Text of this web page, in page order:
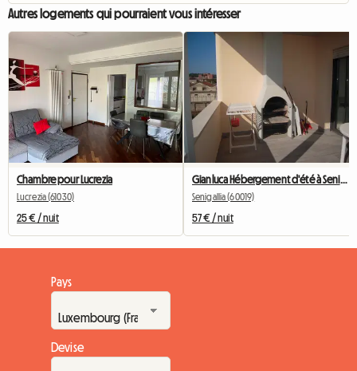
Autres logements qui pourraient vous intéresser
Chambre pour Lucrezia
Lucrezia (61030)
25 € / nuit
Gianluca Hébergement d'été à Senigallia
Senigallia (60019)
57 € / nuit
Pays
Devise